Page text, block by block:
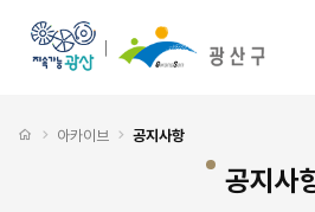
처음으로
아카이브 공지사항
공지사